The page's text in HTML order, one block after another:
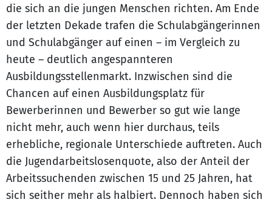
die sich an die jungen Menschen richten. Am Ende
der letzten Dekade trafen die Schulabgängerinnen
und Schulabgänger auf einen – im Vergleich zu
heute – deutlich angespannteren
Ausbildungsstellenmarkt. Inzwischen sind die
Chancen auf einen Ausbildungsplatz für
Bewerberinnen und Bewerber so gut wie lange
nicht mehr, auch wenn hier durchaus, teils
erhebliche, regionale Unterschiede auftreten. Auch
die Jugendarbeitslosenquote, also der Anteil der
Arbeitssuchenden zwischen 15 und 25 Jahren, hat
sich seither mehr als halbiert. Dennoch haben sich